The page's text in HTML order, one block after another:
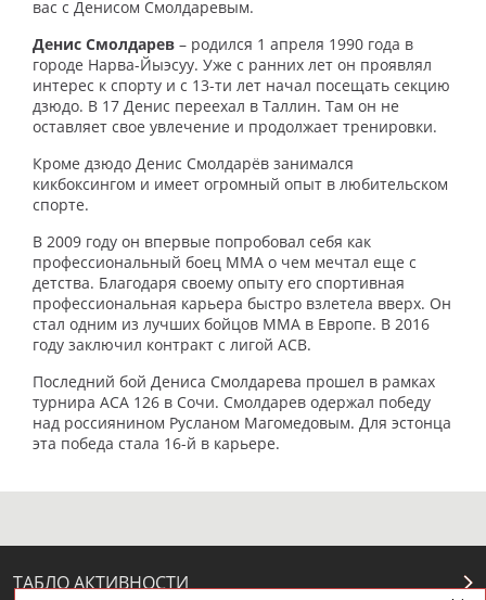
вас с Денисом Смолдаревым.
Денис Смолдарев – родился 1 апреля 1990 года в
городе Нарва-Йыэсуу. Уже с ранних лет он проявлял
интерес к спорту и с 13-ти лет начал посещать секцию
дзюдо. В 17 Денис переехал в Таллин. Там он не
оставляет свое увлечение и продолжает тренировки.
Кроме дзюдо Денис Смолдарёв занимался
кикбоксингом и имеет огромный опыт в любительском
спорте.
В 2009 году он впервые попробовал себя как
профессиональный боец MMA о чем мечтал еще с
детства. Благодаря своему опыту его спортивная
профессиональная карьера быстро взлетела вверх. Он
стал одним из лучших бойцов MMA в Европе. В 2016
году заключил контракт с лигой ACB.
Последний бой Дениса Смолдарева прошел в рамках
турнира ACA 126 в Сочи. Смолдарев одержал победу
над россиянином Русланом Магомедовым. Для эстонца
эта победа стала 16-й в карьере.
ТАБЛО АКТИВНОСТИ